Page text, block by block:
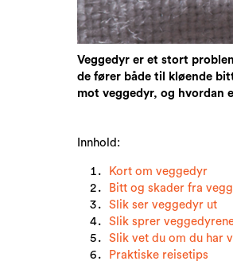
Veggedyr er et stort
de fører både til kløende
mot veggedyr, og hvordan
Innhold:
Kort om veggedyr
Bitt og skader fra
Slik ser veggedyr ut
S lik sprer
Slik vet du om du har
Praktiske reisetips